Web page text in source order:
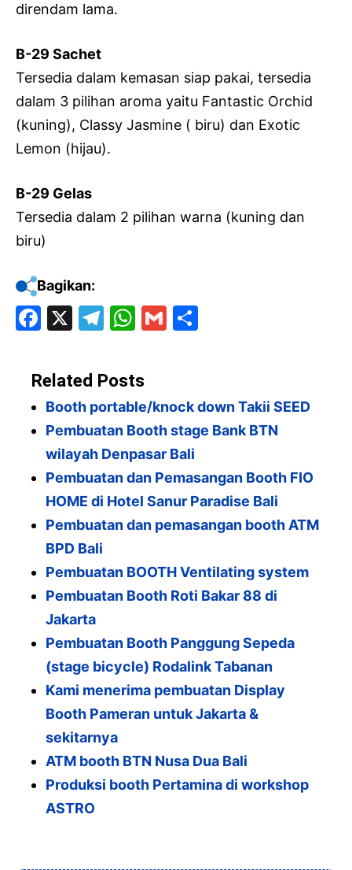
direndam lama.
B-29 Sachet
Tersedia dalam kemasan siap pakai, tersedia
dalam 3 pilihan aroma yaitu Fantastic Orchid
(kuning), Classy Jasmine ( biru) dan Exotic
Lemon (hijau).
B-29 Gelas
Tersedia dalam 2 pilihan warna (kuning dan
biru)
Bagikan:
F
c
e
b
o
o
k
X
T
e
gr
a
m
W
s
A
p
p
G
e
Related Posts
Booth portable/knock down Takii SEED
Pembuatan Booth stage Bank BTN
wilayah Denpasar Bali
Pembuatan dan Pemasangan Booth FIO
HOME di Hotel Sanur Paradise Bali
Pembuatan dan pemasangan booth ATM
BPD Bali
Pembuatan BOOTH Ventilating system
Pembuatan Booth Roti Bakar 88 di
Jakarta
Pembuatan Booth Panggung Sepeda
(stage bicycle) Rodalink Tabanan
Kami menerima pembuatan Display
Booth Pameran untuk Jakarta &
sekitarnya
ATM booth BTN Nusa Dua Bali
Produksi booth Pertamina di workshop
ASTRO